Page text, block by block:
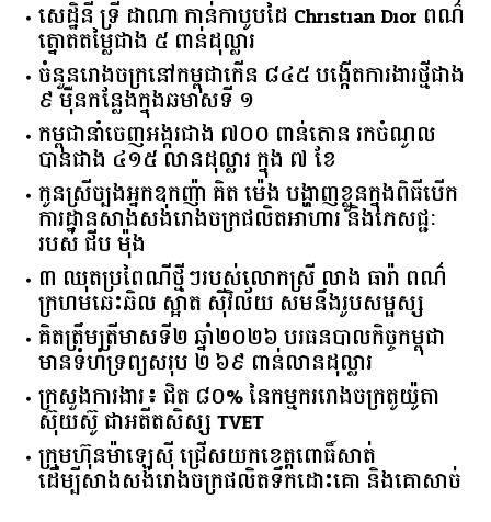
សេដ្ឋិនី ទ្រី ដាណា កាន់កាបូបដៃ Christian Dior ពណ៌
ត្នោតតម្លៃជាង ៥ ពាន់ដុល្លារ
ចំនួន​រោងចក្រ​នៅ​កម្ពុជា​កើន​ ​៨៤៥​ ​បង្កើត​ការងារ​ថ្មី​ជាង​
​៩​ ​ម៉ឺន​កន្លែង​ក្នុង​ឆមាស​ទី ​១​
កម្ពុជានាំចេញអង្ករជាង ៧០០ ពាន់តោន រកចំណូល
បានជាង ៤១៥ លានដុល្លារ ក្នុង ៧ ខែ
កូនស្រីច្បងអ្នកឧកញ៉ា គិត ម៉េង បង្ហាញខ្លួនក្នុងពិធីបើក
ការដ្ឋានសាងសង់រោងចក្រផលិតអាហារ និងភេសជ្ជៈ
របស់ ជីប ម៉ុង
៣ ឈុតប្រពៃណីថ្មីៗរបស់លោកស្រី លាង ធារ៉ា ពណ៌
ក្រហមឆេះឆិល ស្អាត ​ស៊ីវិល័យ សមនឹងរូបសម្ផស្ស
គិត​ត្រឹមត្រីមាស​ទី​២​ ​ឆ្នាំ​២០២៦​ បរធន​បាលកិច្ច​កម្ពុជា​ ​
មាន​ទំហំ​ទ្រព្យ​សរុប​ ​២.៦៩​ ​ពាន់លាន​ដុល្លារ​
ក្រសួង​ការងារ​៖ ​ជិត​ ​៨០​% ​នៃ​កម្មករ​រោងចក្រ​តូយ៉ូតា ​
ស៊ុយ​ស៊ូ ​ជា​អតីត​សិស្ស​ ​TVET​
ក្រុមហ៊ុន​ម៉ាឡេស៊ី ជ្រើសយកខេត្ដពោធិ៍សាត់
ដើម្បីសាងសង់រោងចក្រផលិតទឹកដោះគោ និងគោសាច់